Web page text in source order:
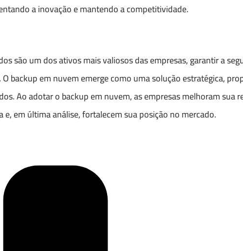
a inovação e mantendo a competitividade.
são um dos ativos mais valiosos das empresas, garantir a
backup em nuvem emerge como uma solução estratégica,
Ao adotar o backup em nuvem, as empresas melhoram sua
em última análise, fortalecem sua posição no mercado.